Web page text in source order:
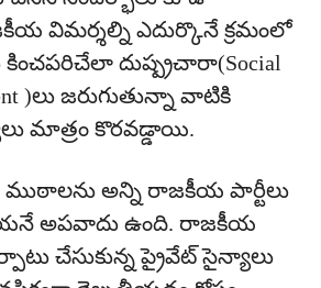
విమర‌్శల్ని ఎదుర్కొనే క్రమంలో
కించపరిచేలా దుష్ప్రచారా(Social
)లు జరుగుతున్నా వాటికి
మాత్రం కొరవడ్డాయి.
అన్ని రాజకీయ పార్టీలు
అపవాదు ఉంది. రాజకీయ
చేసుకున్న ప్రైవేట్ సైన్యాలు